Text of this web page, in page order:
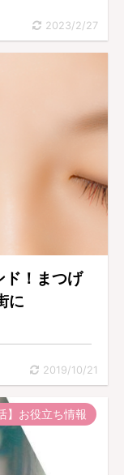
2023/2/27
！まつげ
に
2019/10/21
】お役立ち情報